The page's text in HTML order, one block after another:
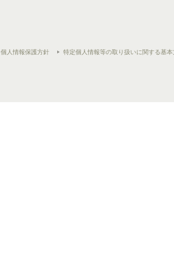
個人情報保護方針 特定個人情報等の取り扱いに関する基本